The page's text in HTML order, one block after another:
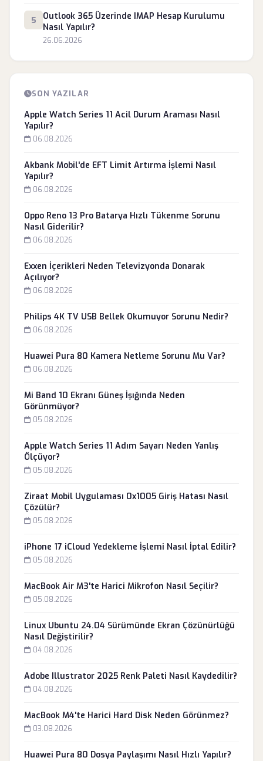
5
Outlook 365 Üzerinde IMAP Hesap Kurulumu
Nasıl Yapılır?
26.06.2026
SON YAZILAR
Apple Watch Series 11 Acil Durum Araması Nasıl
Yapılır?
06.08.2026
Akbank Mobil'de EFT Limit Artırma İşlemi Nasıl
Yapılır?
06.08.2026
Oppo Reno 13 Pro Batarya Hızlı Tükenme Sorunu
Nasıl Giderilir?
06.08.2026
Exxen İçerikleri Neden Televizyonda Donarak
Açılıyor?
06.08.2026
Philips 4K TV USB Bellek Okumuyor Sorunu Nedir?
06.08.2026
Huawei Pura 80 Kamera Netleme Sorunu Mu Var?
06.08.2026
Mi Band 10 Ekranı Güneş İşığında Neden
Görünmüyor?
05.08.2026
Apple Watch Series 11 Adım Sayarı Neden Yanlış
Ölçüyor?
05.08.2026
Ziraat Mobil Uygulaması 0x1005 Giriş Hatası Nasıl
Çözülür?
05.08.2026
iPhone 17 iCloud Yedekleme İşlemi Nasıl İptal Edilir?
05.08.2026
MacBook Air M3'te Harici Mikrofon Nasıl Seçilir?
05.08.2026
Linux Ubuntu 24.04 Sürümünde Ekran Çözünürlüğü
Nasıl Değiştirilir?
04.08.2026
Adobe Illustrator 2025 Renk Paleti Nasıl Kaydedilir?
04.08.2026
MacBook M4'te Harici Hard Disk Neden Görünmez?
03.08.2026
Huawei Pura 80 Dosya Paylaşımı Nasıl Hızlı Yapılır?